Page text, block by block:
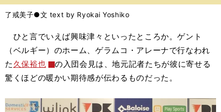
バ
了戒美子●文 text by Ryokai Yoshiko
ひと言でいえば興味津々といったところか。ゲント
（ベルギー）のホーム、ゲラムコ・アレーナで行なわれ
た 久保裕也
の入団会見は、地元記者たちが彼に寄せる
驚くほどの暖かい期待感が伝わるものだった。